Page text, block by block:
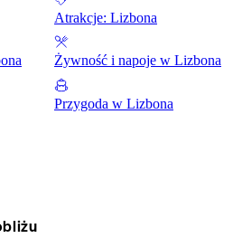
Atrakcje: Lizbona
Żywność i napoje w Lizbona
Przygoda w Lizbona